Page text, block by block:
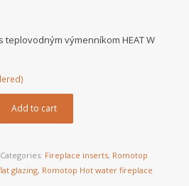
výmenníkom HEAT W
Add to cart
Categories: Fireplace inserts, Romotop
glazing, Romotop Hot water fireplace